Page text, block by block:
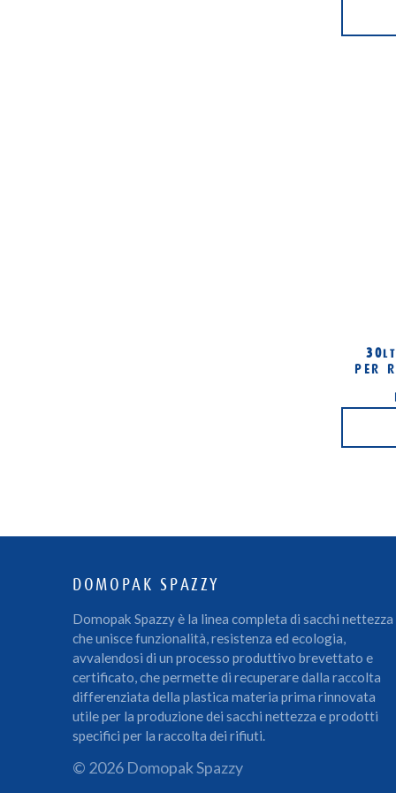
30LT
PER
DOMOPAK SPAZZY
Domopak Spazzy è la linea completa di sacchi nettezza
che unisce funzionalità, resistenza ed ecologia,
avvalendosi di un processo produttivo brevettato e
certificato, che permette di recuperare dalla raccolta
differenziata della plastica materia prima rinnovata
utile per la produzione dei sacchi nettezza e prodotti
specifici per la raccolta dei rifiuti.
© 2026 Domopak Spazzy